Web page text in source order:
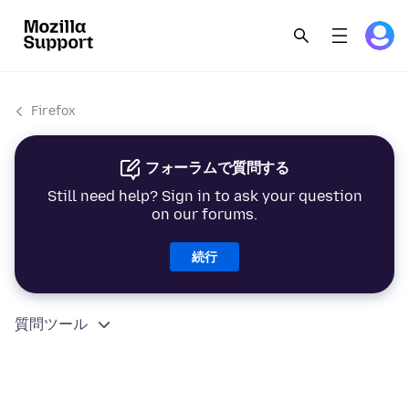
Firefox
フォーラムで質問する
Still need help? Sign in to ask your question
on our forums.
続行
質問ツール